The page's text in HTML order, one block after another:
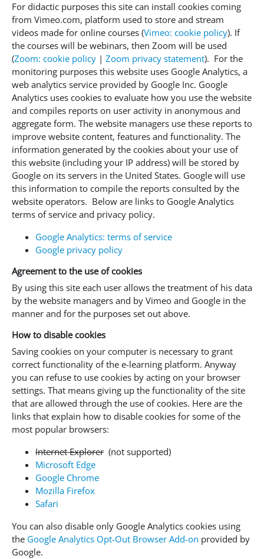
For didactic purposes this site can install cookies coming
from Vimeo.com, platform used to store and stream
videos made for online courses (Vimeo: cookie policy). If
the courses will be webinars, then Zoom will be used
(Zoom: cookie policy | Zoom privacy statement). For the
monitoring purposes this website uses Google Analytics, a
web analytics service provided by Google Inc. Google
Analytics uses cookies to evaluate how you use the website
and compiles reports on user activity in anonymous and
aggregate form. The website managers use these reports to
improve website content, features and functionality. The
information generated by the cookies about your use of
this website (including your IP address) will be stored by
Google on its servers in the United States. Google will use
this information to compile the reports consulted by the
website operators. Below are links to Google Analytics
terms of service and privacy policy.
Google Analytics: terms of service
Google privacy policy
Agreement to the use of cookies
By using this site each user allows the treatment of his data
by the website managers and by Vimeo and Google in the
manner and for the purposes set out above.
How to disable cookies
Saving cookies on your computer is necessary to grant
correct functionality of the e-learning platform. Anyway
you can refuse to use cookies by acting on your browser
settings. That means giving up the functionality of the site
that are allowed through the use of cookies. Here are the
links that explain how to disable cookies for some of the
most popular browsers:
Internet Explorer (not supported)
Microsoft Edge
Google Chrome
Mozilla Firefox
Safari
You can also disable only Google Analytics cookies using
the Google Analytics Opt-Out Browser Add-on provided by
Google.